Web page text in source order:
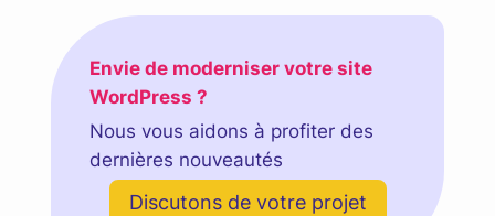
Envie de moderniser votre site
WordPress ?
Nous vous aidons à profiter des
dernières nouveautés
Discutons de votre projet